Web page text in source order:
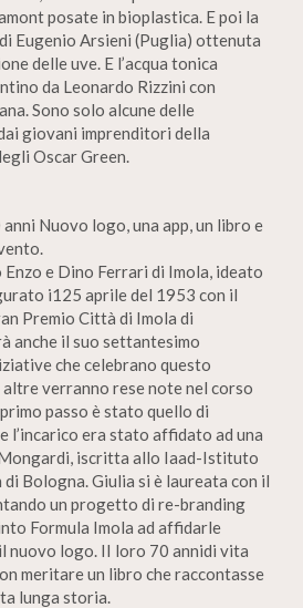
posate in bioplastica. E poi la
Eugenio Arsieni (Puglia) ottenuta
delle uve. E l’acqua tonica
da Leonardo Rizzini con
Sono solo alcune delle
giovani imprenditori della
Oscar Green.
Nuovo logo, una app, un libro e
Enzo e Dino Ferrari di Imola, ideato
i125 aprile del 1953 con il
Premio Città di Imola di
anche il suo settantesimo
che celebrano questo
verranno rese note nel corso
passo è stato quello di
l’incarico era stato affidato ad una
iscritta allo Iaad-Istituto
di Bologna. Giulia si è laureata con il
un progetto di re-branding
Formula Imola ad affidarle
nuovo logo. II loro 70 annidi vita
meritare un libro che raccontasse
lunga storia.